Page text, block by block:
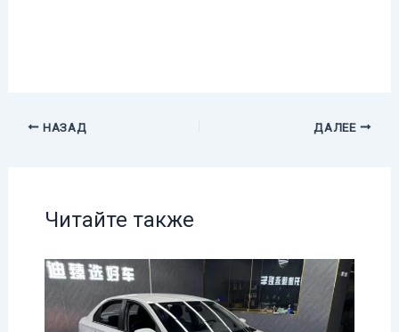
НАЗАД ДАЛЕЕ
Читайте также